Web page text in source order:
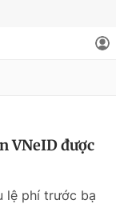
VNeID được
lệ phí trước bạ